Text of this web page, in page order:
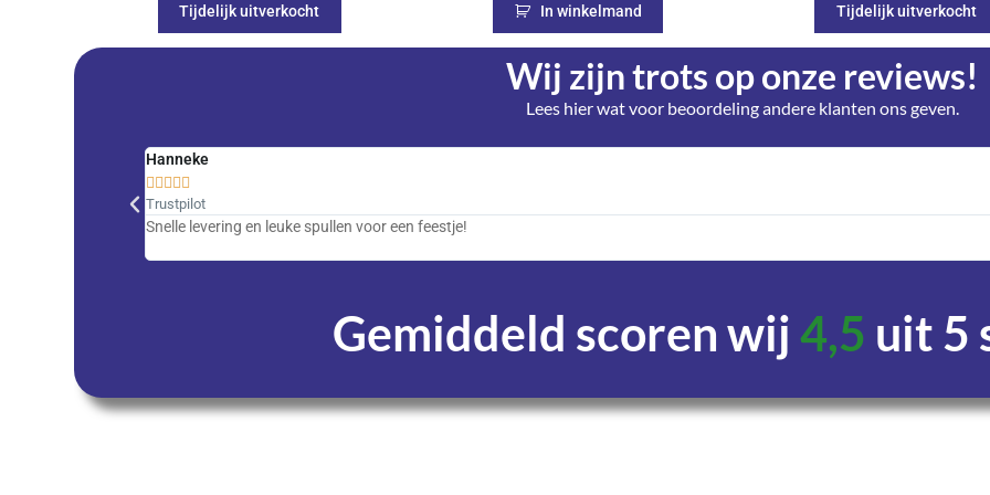
Tijdelijk uitverkocht In winkelmand Tijdelijk uitverkocht
Wij zijn trots op onze reviews!
Lees hier wat voor beoordeling andere klanten ons geven.
Hanneke
    
Trustpilot
Snelle levering en leuke spullen voor een feestje!
Gemiddeld scoren wij4,5 uit 5